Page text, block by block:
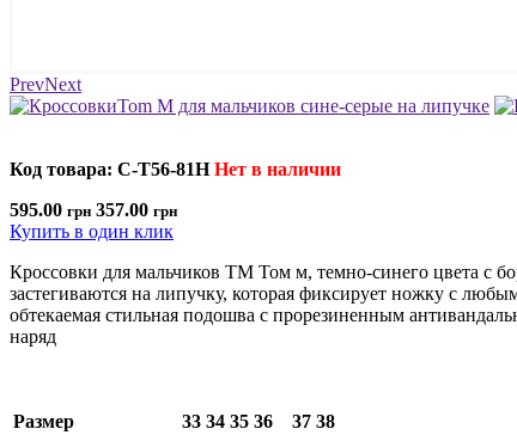
PrevNext
Код товара: C-T56-81H Нет в наличии
595.00 грн 357.00 грн
Купить в один клик
Кроссовки для мальчиков ТМ Том м, темно-синего цвета с
застегиваются на липучку, которая фиксирует ножку с
обтекаемая стильная подошва с прорезиненным
наряд
Размер 33 34 35 36 37 38